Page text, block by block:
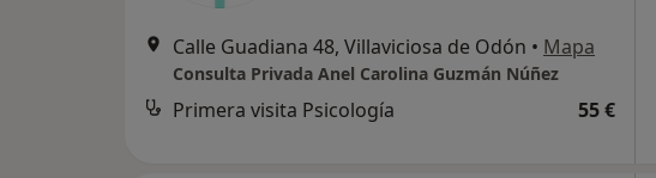
Calle Guadiana 48, Villaviciosa de Odón • Mapa
Consulta Privada Anel Carolina Guzmán Núñez
Primera visita Psicología 55 €